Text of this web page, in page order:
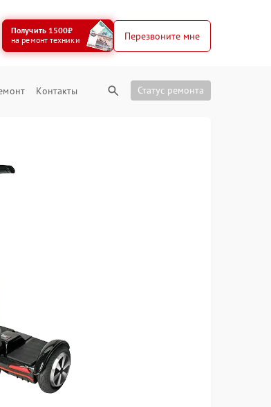
Получить 1500₽
на ремонт техники
Перезвоните мне
Контакты Статус ремонта